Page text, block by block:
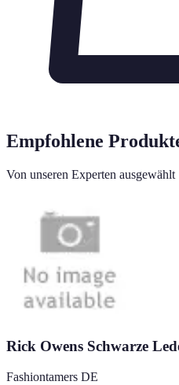
Empfohlene
Von unseren Experten ausgewählt
Rick Owens Schwarze
Fashiontamers DE